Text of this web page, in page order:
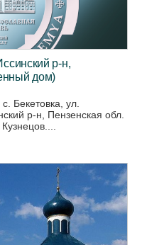
р-н,
дом)
Бекетовка, ул.
р-н, Пензенская обл.